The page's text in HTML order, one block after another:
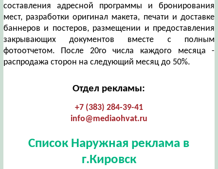
составления адресной программы и бронирования
мест, разработки оригинал макета, печати и доставке
баннеров и постеров, размещении и предоставления
закрывающих документов вместе с полным
фотоотчетом. После 20го числа каждого месяца -
распродажа сторон на следующий месяц до 50%.
Отдел рекламы:
+7 (383) 284-39-41
info@mediaohvat.ru
Список Наружная реклама в
г.Кировск